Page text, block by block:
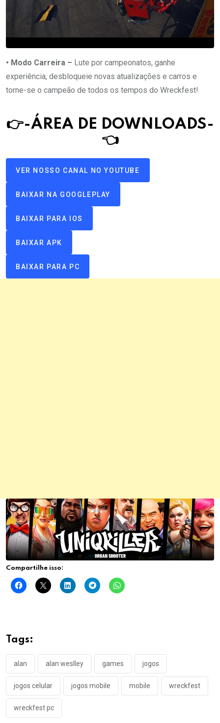
• Modo Carreira – Lute por campeonatos, ganhe
experiência, desbloqueie novas atualizações e carros e
torne-se o campeão de todos os tempos do Wreckfest!
👉-ÁREA DE DOWNLOADS-
👈
VER NOSSO CANAL NO YOUTUBE
BAIXAR NA GOOGLEPLAY
BAIXAR PARA IOS
BAIXAR APK
BAIXAR PARA PC
Compartilhe isso:
Tags:
alan alan weslley games jogos
jogos celular jogos mobile mobile wreckfest
wreckfest pc